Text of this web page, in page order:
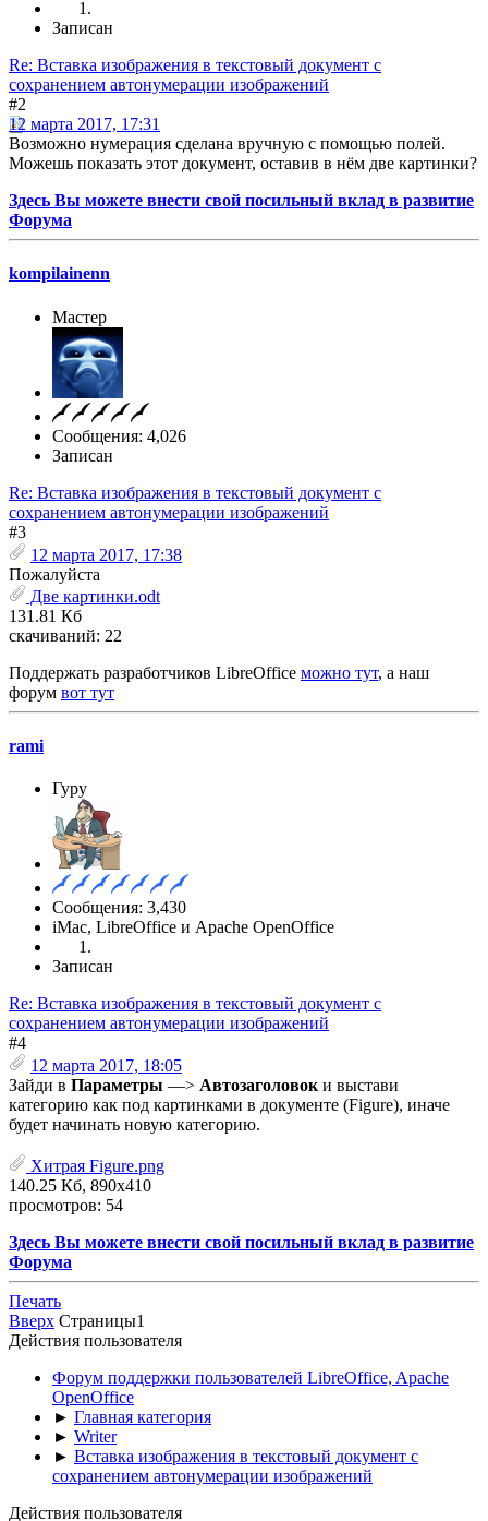
Записан
Re: Вставка изображения в текстовый документ с
сохранением автонумерации изображений
#2
12 марта 2017, 17:31
Возможно нумерация сделана вручную с помощью полей.
Можешь показать этот документ, оставив в нём две картинки?
Здесь Вы можете внести свой посильный вклад в развитие
Форума
kompilainenn
Мастер
Сообщения: 4,026
Записан
Re: Вставка изображения в текстовый документ с
сохранением автонумерации изображений
#3
12 марта 2017, 17:38
Пожалуйста
Две картинки.odt
131.81 Кб
скачиваний: 22
Поддержать разработчиков LibreOffice можно тут, а наш
форум вот тут
rami
Гуру
Сообщения: 3,430
iMac, LibreOffice и Apache OpenOffice
Записан
Re: Вставка изображения в текстовый документ с
сохранением автонумерации изображений
#4
12 марта 2017, 18:05
Зайди в Параметры —> Автозаголовок и выстави
категорию как под картинками в документе (Figure), иначе
будет начинать новую категорию.
Хитрая Figure.png
140.25 Кб, 890x410
просмотров: 54
Здесь Вы можете внести свой посильный вклад в развитие
Форума
Печать
Вверх Страницы1
Действия пользователя
Форум поддержки пользователей LibreOffice, Apache
OpenOffice
► Главная категория
► Writer
► Вставка изображения в текстовый документ с
сохранением автонумерации изображений
Действия пользователя